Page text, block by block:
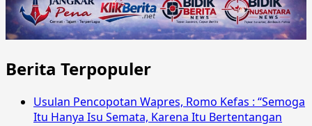
Berita Terpopuler
Usulan Pencopotan Wapres, Romo Kefas : “Semoga
Itu Hanya Isu Semata, Karena Itu Bertentangan